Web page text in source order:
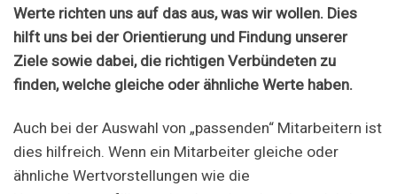
Werte richten uns auf das aus, was wir wollen. Dies
hilft uns bei der Orientierung und Findung unserer
Ziele sowie dabei, die richtigen Verbündeten zu
finden, welche gleiche oder ähnliche Werte haben.
Auch bei der Auswahl von „passenden“ Mitarbeitern ist
dies hilfreich. Wenn ein Mitarbeiter gleiche oder
ähnliche Wertvorstellungen wie die